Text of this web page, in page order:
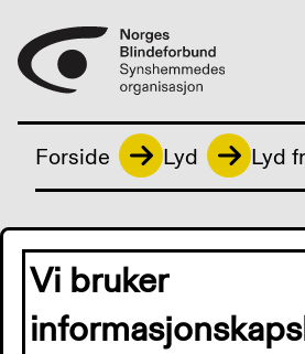
Forside Lyd Lyd
Lyd fra
Vi bruker